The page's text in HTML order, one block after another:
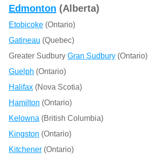
Edmonton (Alberta)
Etobicoke(Ontario)
Gatineau (Quebec)
Greater Sudbury Gran Sudbury(Ontario)
Guelph (Ontario)
Halifax(Nova Scotia)
Hamilton (Ontario)
Kelowna (British Columbia)
Kingston (Ontario)
Kitchener(Ontario)